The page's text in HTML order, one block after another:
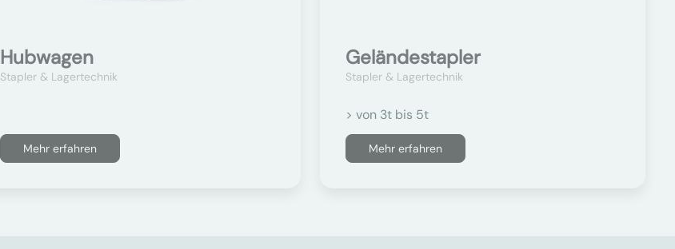
Hubwagen
Stapler & Lagertechnik
Mehr erfahren
Geländestapler
Stapler & Lagertechnik
> von 3t bis 5t
Mehr erfahren